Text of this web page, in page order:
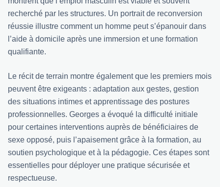
recherché par les structures. Un portrait de reconversion
réussie illustre comment un homme peut s’épanouir dans
l’aide à domicile après une immersion et une formation
qualifiante.
Le récit de terrain montre également que les premiers mois
peuvent être exigeants : adaptation aux gestes, gestion
des situations intimes et apprentissage des postures
professionnelles. Georges a évoqué la difficulté initiale
pour certaines interventions auprès de bénéficiaires de
sexe opposé, puis l’apaisement grâce à la formation, au
soutien psychologique et à la pédagogie. Ces étapes sont
essentielles pour déployer une pratique sécurisée et
respectueuse.